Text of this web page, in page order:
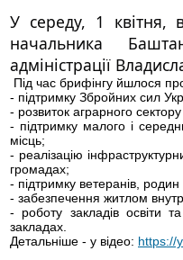
У середу, 1 квітня,
начальника
адміністрації
Під час брифінгу йшлося
- підтримку Збройних сил
- розвиток аграрного
- підтримку малого і
місць;
- реалізацію
громадах;
- підтримку ветеранів, родин
- забезпечення житлом
- роботу закладів освіти
закладах.
Детальніше - у відео: https://